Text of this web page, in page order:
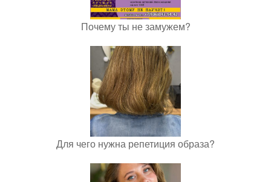
Почему ты не замужем?
Для чего нужна репетиция образа?